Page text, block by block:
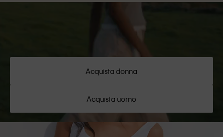
Acquista donna
Acquista uomo